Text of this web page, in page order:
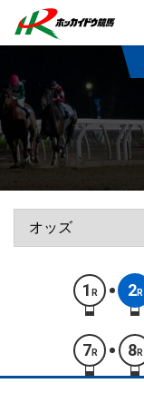
1 R 2R
7 R 8R